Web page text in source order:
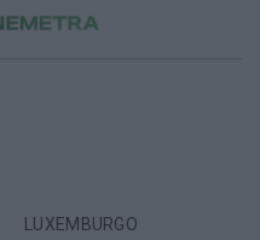
LUXEMBURGO